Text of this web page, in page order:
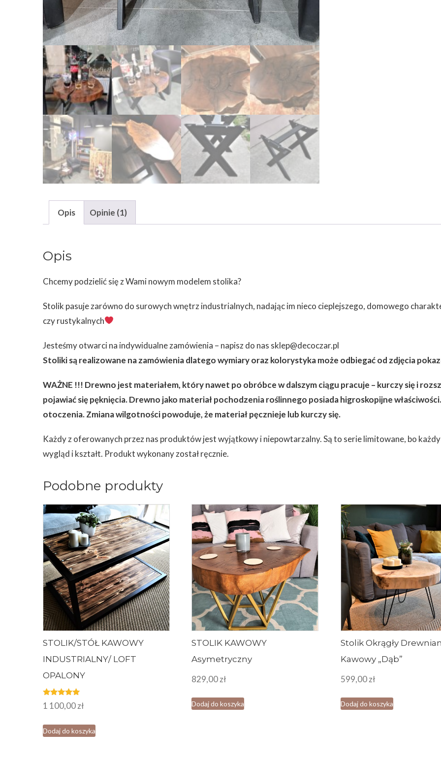
Opis Opinie (1)
Opis
Chcemy podzielić się z Wami nowym modelem stolika?
Stolik pasuje zarówno do surowych wnętrz industrialnych, nadając im nieco cieplejszego, domowego
czy rustykalnych
Jesteśmy otwarci na indywidualne zamówienia – napisz do nas sklep@decoczar.pl
Stoliki są realizowane na zamówienia dlatego wymiary oraz kolorystyka może odbiegać od zdjęcia
WAŻNE !!! Drewno jest materiałem, który nawet po obróbce w dalszym ciągu pracuje – kurczy się i
pojawiać się pęknięcia. Drewno jako materiał pochodzenia roślinnego posiada higroskopijne
otoczenia. Zmiana wilgotności powoduje, że materiał pęcznieje lub kurczy się.
Każdy z oferowanych przez nas produktów jest wyjątkowy i niepowtarzalny. Są to serie limitowane, bo
wygląd i kształt. Produkt wykonany został ręcznie.
Podobne produkty
STOLIK/STÓŁ KAWOWY
INDUSTRIALNY/ LOFT
OPALONY
Oceniono
5.00
1 100,00zł
Dodaj do koszyka
STOLIK KAWOWY
Asymetryczny
829,00zł
Dodaj do koszyka
Stolik Okrągły
Kawowy „Dąb”
599,00zł
Dodaj do koszyka